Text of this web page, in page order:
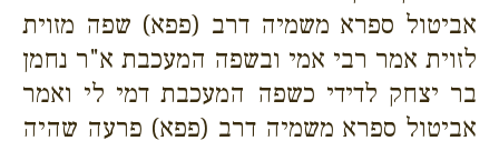
אביטול ספרא משמיה דרב (פפא) שפה מזוית
לזוית אמר רבי אמי ובשפה המעכבת א"ר נחמן
בר יצחק לדידי כשפה המעכבת דמי לי ואמר
אביטול ספרא משמיה דרב (פפא) פרעה שהיה